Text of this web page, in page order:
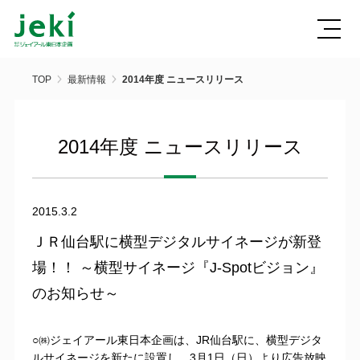
TOP 最新情報 2014年度 ニュースリリース
2014年度 ニュースリリース
2015.3.2
ＪＲ仙台駅に横型デジタルサイネージが新登
場！！ ～横型サイネージ『J-Spotビジョン』
のお知らせ～
○㈱ジェイアール東日本企画は、JR仙台駅に、横型デジタ